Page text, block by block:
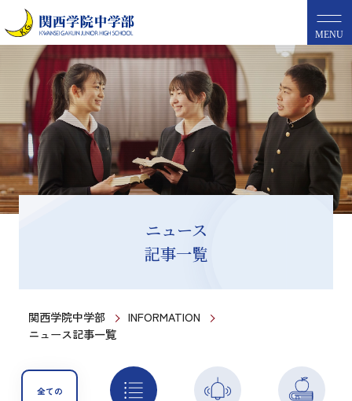
MENU
ニュース
記事一覧
関西学院中学部
INFORMATION
ニュース記事一覧
全ての